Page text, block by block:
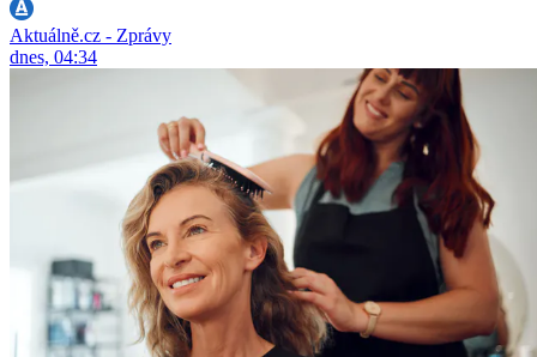
Aktuálně.cz - Zprávy
dnes, 04:34